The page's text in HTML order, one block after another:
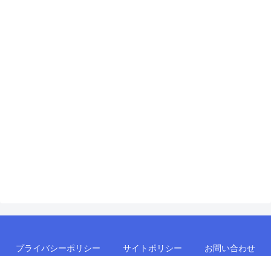
プライバシーポリシー サイトポリシー お問い合わせ